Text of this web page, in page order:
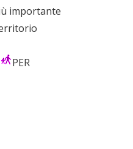
importante
PER